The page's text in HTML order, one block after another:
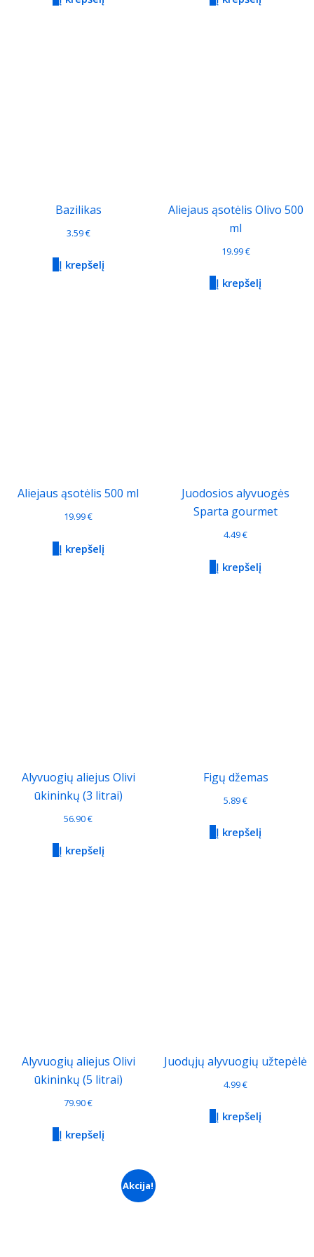
Bazilikas
3.59€
Į krepšelį
Aliejaus ąsotėlis Olivo 500
ml
19.99€
Į krepšelį
Aliejaus ąsotėlis 500 ml
19.99€
Į krepšelį
Juodosios alyvuogės
Sparta gourmet
4.49€
Į krepšelį
Alyvuogių aliejus Olivi
ūkininkų (3 litrai)
56.90€
Į krepšelį
Figų džemas
5.89€
Į krepšelį
Alyvuogių aliejus Olivi
ūkininkų (5 litrai)
79.90€
Į krepšelį
Juodųjų alyvuogių užtepėlė
4.99€
Į krepšelį
Akcija!